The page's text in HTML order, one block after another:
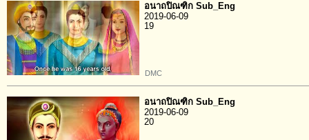
อนาถปิณฑิก Sub_Eng
2019-06-09
19
DMC
อนาถปิณฑิก Sub_Eng
2019-06-09
20